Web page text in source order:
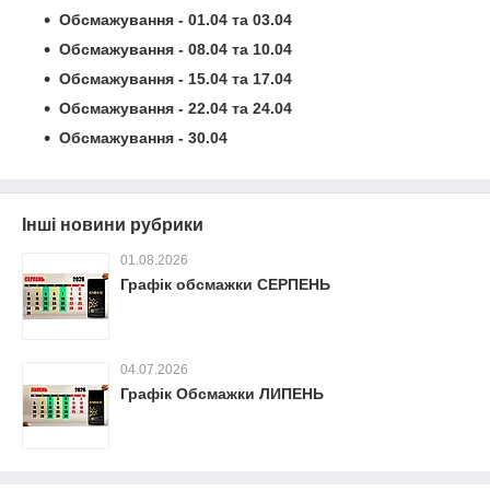
Обсмажування - 01.04 та 03.04
Обсмажування - 08.04 та 10.04
Обсмажування - 15.04 та 17.04
Обсмажування - 22.04 та 24.04
Обсмажування - 30.04
Інші новини рубрики
01.08.2026
Графік обсмажки СЕРПЕНЬ
04.07.2026
Графік Обсмажки ЛИПЕНЬ